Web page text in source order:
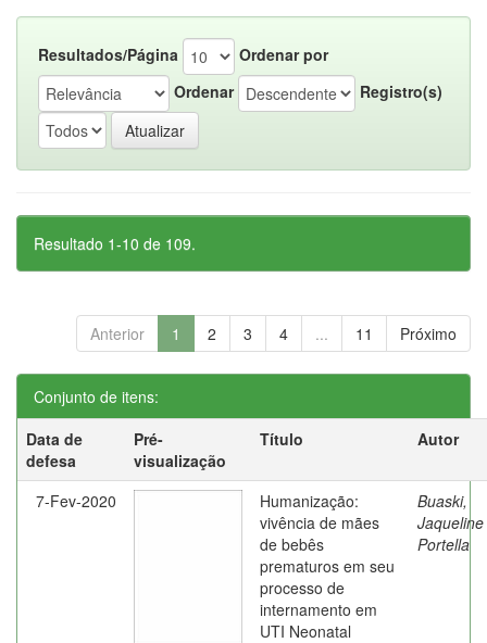
Resultados/Página
Ordenar por
Ordenar
Registro(s)
Resultado 1-10 de 109.
Anterior 1 2 3 4 ... 11 Próximo
Conjunto de itens:
Data de
defesa
Pré-
visualização
Título Autor
7-Fev-2020
Humanização:
vivência de mães
de bebês
prematuros em seu
processo de
internamento em
UTI Neonatal
Buaski,
Jaqueline
Portella